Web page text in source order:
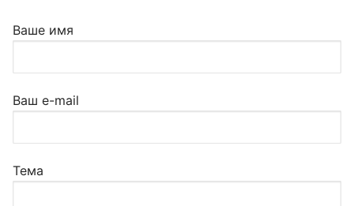
Ваше имя
Ваш e-mail
Тема